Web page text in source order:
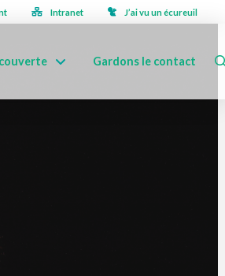
Intranet J’ai vu un écureuil
Gardons le contact